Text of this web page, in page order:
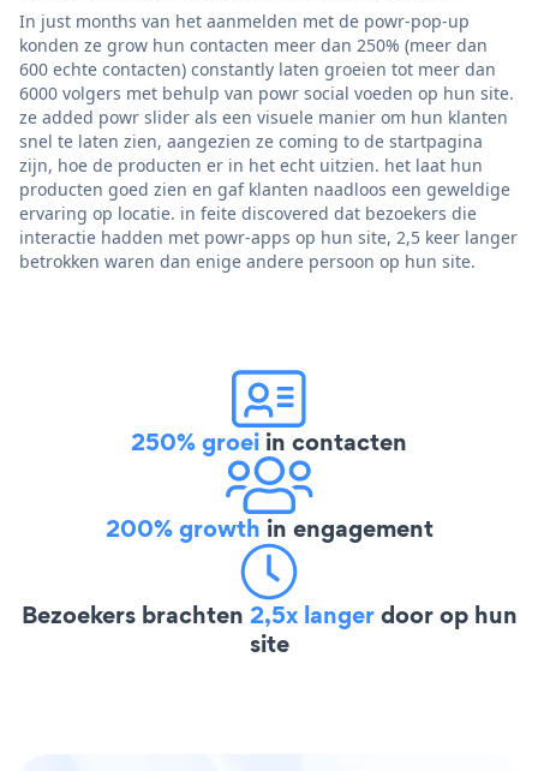
In just months van het aanmelden met de powr-pop-up
konden ze grow hun contacten meer dan 250% (meer dan
600 echte contacten) constantly laten groeien tot meer dan
6000 volgers met behulp van powr social voeden op hun site.
ze added powr slider als een visuele manier om hun klanten
snel te laten zien, aangezien ze coming to de startpagina
zijn, hoe de producten er in het echt uitzien. het laat hun
producten goed zien en gaf klanten naadloos een geweldige
ervaring op locatie. in feite discovered dat bezoekers die
interactie hadden met powr-apps op hun site, 2,5 keer langer
betrokken waren dan enige andere persoon op hun site.
250% groei in contacten
200% growth in engagement
Bezoekers brachten 2,5x langerdoor op hun
site